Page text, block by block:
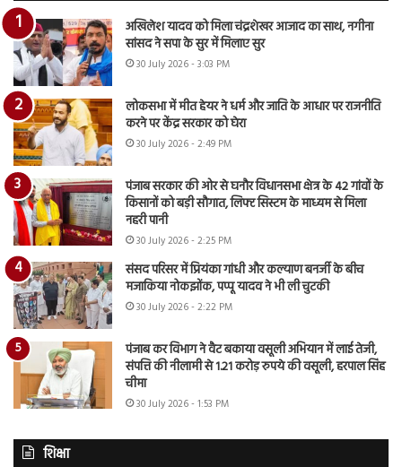
अखिलेश यादव को मिला चंद्रशेखर आजाद का साथ, नगीना
सांसद ने सपा के सुर में मिलाए सुर
30 July 2026 - 3:03 PM
लोकसभा में मीत हेयर ने धर्म और जाति के आधार पर राजनीति
करने पर केंद्र सरकार को घेरा
30 July 2026 - 2:49 PM
पंजाब सरकार की ओर से घनौर विधानसभा क्षेत्र के 42 गांवों के
किसानों को बड़ी सौगात, लिफ्ट सिस्टम के माध्यम से मिला
नहरी पानी
30 July 2026 - 2:25 PM
संसद परिसर में प्रियंका गांधी और कल्याण बनर्जी के बीच
मजाकिया नोकझोंक, पप्पू यादव ने भी ली चुटकी
30 July 2026 - 2:22 PM
पंजाब कर विभाग ने वैट बकाया वसूली अभियान में लाई तेजी,
संपत्ति की नीलामी से 1.21 करोड़ रुपये की वसूली, हरपाल सिंह
चीमा
30 July 2026 - 1:53 PM
शिक्षा